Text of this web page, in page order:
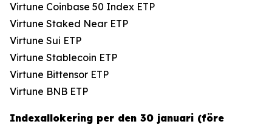
Virtune Coinbase 50 Index ETP
Virtune Staked Near ETP
Virtune Sui ETP
Virtune Stablecoin ETP
Virtune Bittensor ETP
Virtune BNB ETP
Indexallokering per den 30 januari (före